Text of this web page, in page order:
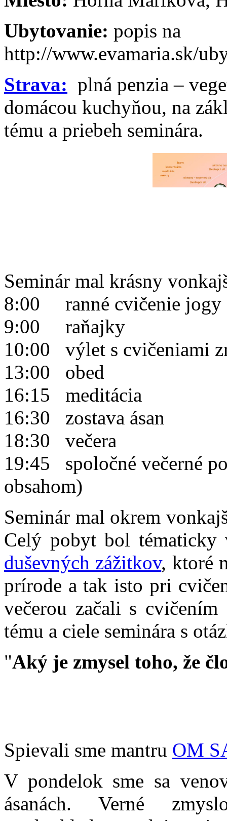
Ubytovanie: popis na
http://www.evamaria.sk/
Strava: plná penzia –
domácou kuchyňou, na
tému a priebeh seminára.
Seminár mal krásny
8:00 ranné cvičenie jogy
9:00 raňajky
10:00 výlet s cvičeniami
13:00 obed
16:15 meditácia
16:30 zostava ásan
18:30 večera
19:45 spoločné večerné
obsahom)
Seminár mal okrem
Celý pobyt bol tématicky
duševných zážitkov, ktoré
prírode a tak isto pri
večerou začali s
tému a ciele seminára s
"Aký je zmysel toho, že
Spievali sme mantru OM
V pondelok sme sa
ásanách. Verné